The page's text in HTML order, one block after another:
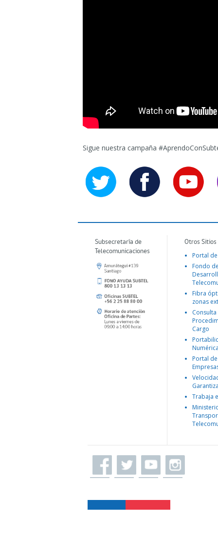
Sigue nuestra campaña
Subsecretaría de
Telecomunicaciones
Otros
Portal
Fondo
Fibra
zonas
Consulta
Cargo
Portal
Trabaja